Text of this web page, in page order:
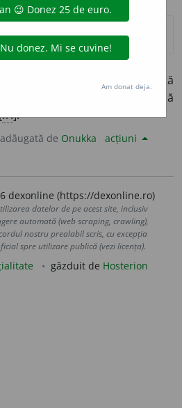
contagioasă care se manifestă
și dureroasă, compusă
fr.].
adăugată de Onukka acțiuni
dexonline (https://dexonline.ro)
datelor de pe acest site, inclusiv
automată (web scraping, crawling),
nostru prealabil scris, cu excepția
spre utilizare publică (vezi licența).
găzduit de Hosterion
Am donat deja.